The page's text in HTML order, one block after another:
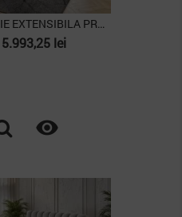
SET MASA BUCATARIE EXTENSIBILA PRUVA
Pret
5.993,25 lei
